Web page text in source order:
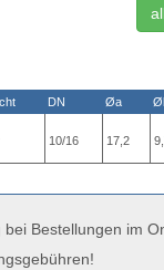
DN Øa
10/16 17,2
Bestellungen im